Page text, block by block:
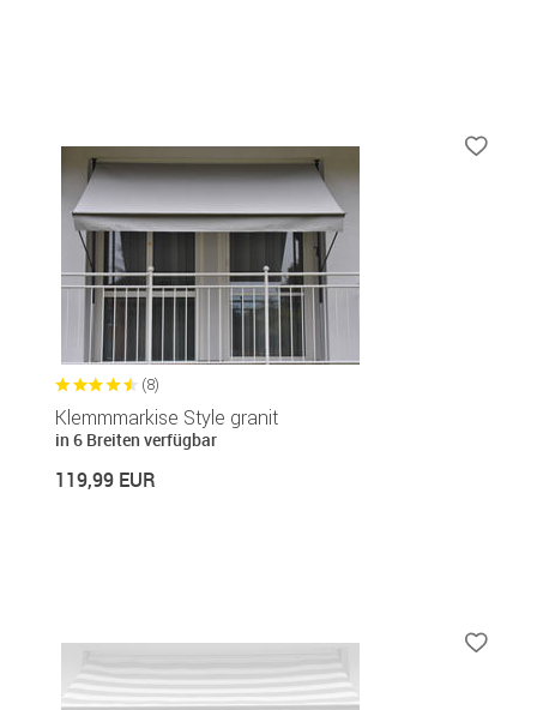
(8)
Klemmmarkise Style granit
in 6 Breiten verfügbar
119,99 EUR